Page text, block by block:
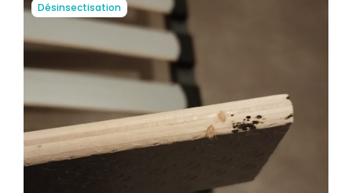
Désinsectisation